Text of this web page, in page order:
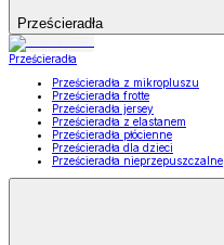
Prześcieradła
Prześcieradła
Prześcieradła z mikropluszu
Prześcieradła frotte
Prześcieradła jersey
Prześcieradła z elastanem
Prześcieradła płócienne
Prześcieradła dla dzieci
Prześcieradła nieprzepuszczalne